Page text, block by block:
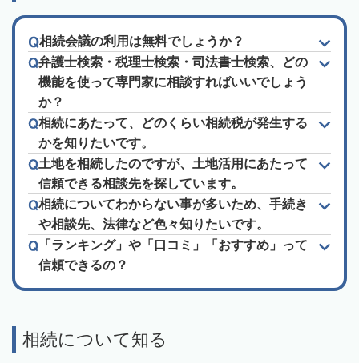
相続会議の利用は無料でしょうか？
弁護士検索・税理士検索・司法書士検索、どの
機能を使って専門家に相談すればいいでしょう
か？
相続にあたって、どのくらい相続税が発生する
かを知りたいです。
土地を相続したのですが、土地活用にあたって
信頼できる相談先を探しています。
相続についてわからない事が多いため、手続き
や相談先、法律など色々知りたいです。
「ランキング」や「口コミ」「おすすめ」って
信頼できるの？
相続について知る